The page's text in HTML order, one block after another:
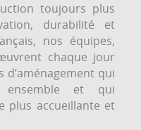
toujours plus
durabilité et
nos équipes,
chaque jour
qui
ensemble et qui
plus accueillante et